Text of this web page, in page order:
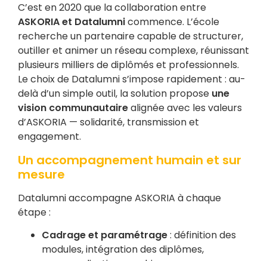
C’est en 2020 que la collaboration entre
ASKORIA et Datalumnicommence. L’école
recherche un partenaire capable de structurer,
outiller et animer un réseau complexe, réunissant
plusieurs milliers de diplômés et professionnels.
Le choix de Datalumni s’impose rapidement : au-
delà d’un simple outil, la solution propose une
vision communautairealignée avec les valeurs
d’ASKORIA — solidarité, transmission et
engagement.
Un accompagnement humain et sur
mesure
Datalumni accompagne ASKORIA à chaque
étape :
Cadrage et paramétrage: définition des
modules, intégration des diplômes,